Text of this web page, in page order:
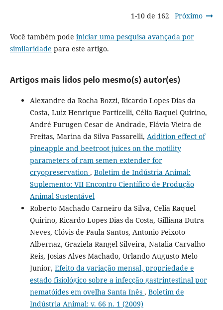
1-10 de 162 Próximo
Você também pode iniciar uma pesquisa avançada por
similaridade para este artigo.
Artigos mais lidos pelo mesmo(s) autor(es)
Alexandre da Rocha Bozzi, Ricardo Lopes Dias da
Costa, Luiz Henrique Particelli, Célia Raquel Quirino,
André Furugen Cesar de Andrade, Flávia Vieira de
Freitas, Marina da Silva Passarelli, Addition effect of
pineapple and beetroot juices on the motility
parameters of ram semen extender for
cryopreservation , Boletim de Indústria Animal:
Suplemento: VII Encontro Científico de Produção
Animal Sustentável
Roberto Machado Carneiro da Silva, Celia Raquel
Quirino, Ricardo Lopes Dias da Costa, Gilliana Dutra
Neves, Clóvis de Paula Santos, Antonio Peixoto
Albernaz, Graziela Rangel Silveira, Natalia Carvalho
Reis, Josias Alves Machado, Orlando Augusto Melo
Junior, Efeito da variação mensal, propriedade e
estado fisiológico sobre a infecção gastrintestinal por
nematóides em ovelha Santa Inês , Boletim de
Indústria Animal: v. 66 n. 1 (2009)